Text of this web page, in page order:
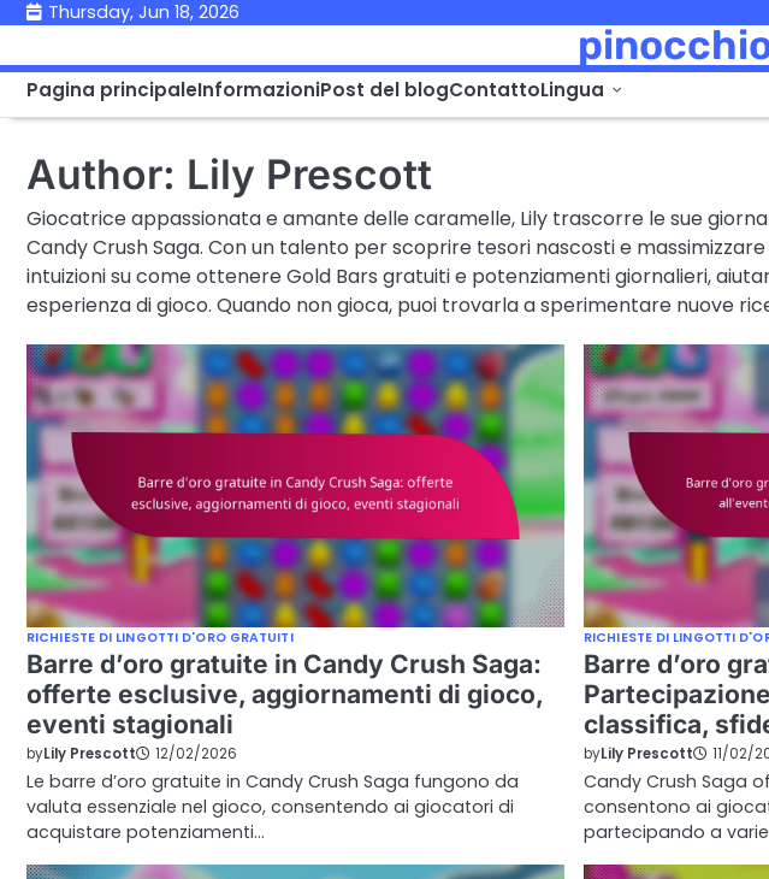
Skip
content
Thursday, Jun 18, 2026
Pagina principaleInformazioniPost del blogContattoLingua
Author: Lily Prescott
Giocatrice appassionata e amante delle caramelle, Lily trascorre le sue
Candy Crush Saga. Con un talento per scoprire tesori nascosti e
intuizioni su come ottenere Gold Bars gratuiti e potenziamenti giornalieri,
esperienza di gioco. Quando non gioca, puoi trovarla a sperimentare nuove
RICHIESTE DI LINGOTTI D'ORO GRATUITI
Barre d’oro gratuite in Candy Crush Saga:
offerte esclusive, aggiornamenti di gioco,
eventi stagionali
byLily Prescott 12/02/2026
Le barre d’oro gratuite in Candy Crush Saga fungono da
valuta essenziale nel gioco, consentendo ai giocatori di
acquistare potenziamenti…
RICHIESTE DI LINGOTTI
Barre d’oro
classifica,
byLily Prescott 11/02/
Candy Crush Saga
consentono ai
partecipando a